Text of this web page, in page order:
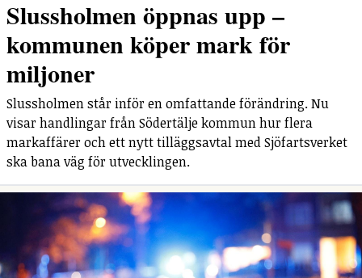
Slussholmen öppnas upp –
kommunen köper mark för
miljoner
Slussholmen står inför en omfattande förändring. Nu
visar handlingar från Södertälje kommun hur flera
markaffärer och ett nytt tilläggsavtal med Sjöfartsverket
ska bana väg för utvecklingen.